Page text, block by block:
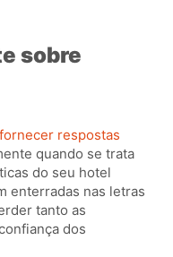
sobre
respostas
quando se trata
do seu hotel
enterradas nas letras
tanto as
dos